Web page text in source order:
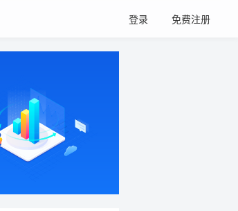
登录 免费注册